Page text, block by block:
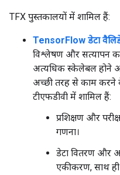
TFX पुस्तकालयों में शामिल हैं:
TensorFlow डेटा
विश्लेषण और सत्यापन
अत्यधिक स्केलेबल होने
अच्छी तरह से काम करने
टीएफडीवी में शामिल हैं:
प्रशिक्षण और
गणना।
डेटा वितरण और
एकीकरण, साथ